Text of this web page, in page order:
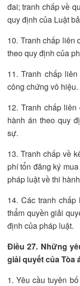
đai; tranh chấp về
quy định của Luật
10. Tranh chấp liên
theo quy định của
11. Tranh chấp
công chứng vô hiệu.
12. Tranh chấp
hành án theo quy
sự.
13. Tranh chấp về
phí tổn đăng ký
pháp luật về thi
14. Các tranh
thẩm quyền giải
định của pháp luật.
Điều 27. Những
giải quyết của Tòa
1. Yêu cầu tuyên